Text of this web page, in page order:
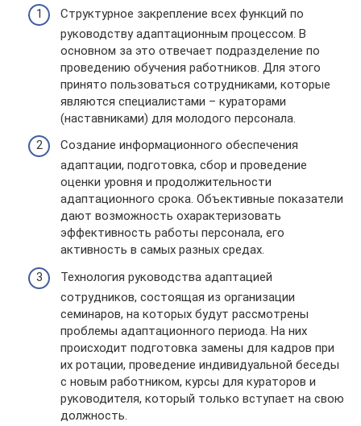
Структурное закрепление всех функций по
руководству адаптационным процессом. В
основном за это отвечает подразделение по
проведению обучения работников. Для этого
принято пользоваться сотрудниками, которые
являются специалистами – кураторами
(наставниками) для молодого персонала.
Создание информационного обеспечения
адаптации, подготовка, сбор и проведение
оценки уровня и продолжительности
адаптационного срока. Объективные показатели
дают возможность охарактеризовать
эффективность работы персонала, его
активность в самых разных средах.
Технология руководства адаптацией
сотрудников, состоящая из организации
семинаров, на которых будут рассмотрены
проблемы адаптационного периода. На них
происходит подготовка замены для кадров при
их ротации, проведение индивидуальной беседы
с новым работником, курсы для кураторов и
руководителя, который только вступает на свою
должность.